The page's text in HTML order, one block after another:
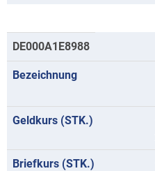
DE000A1E8988